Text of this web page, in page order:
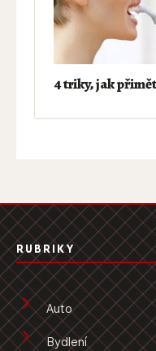
4 triky, jak
RUBRIKY
Auto
Bydlení